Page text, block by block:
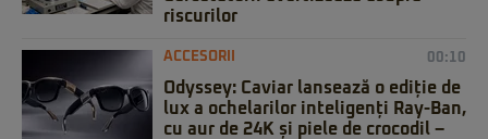
riscurilor
ACCESORII 00:10
Odyssey: Caviar lansează o ediție de
lux a ochelarilor inteligenți Ray-Ban,
cu aur de 24K și piele de crocodil –